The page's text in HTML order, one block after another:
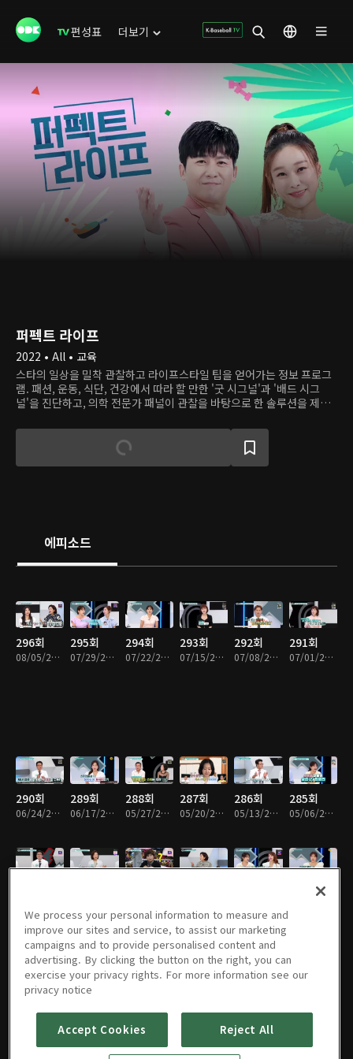
편성표 더보기
퍼펙트 라이프
2022 • All • 교육
스타의 일상을 밀착 관찰하고 라이프스타일 팁을 얻어가는 정보 프로그
램. 패션, 운동, 식단, 건강에서 따라 할 만한 '굿 시그널'과 '배드 시그
널'을 진단하고, 의학 전문가 패널이 관찰을 바탕으로 한 솔루션을 제시
에피소드
296회
08/05/2026 • 45분
295회
07/29/2026 • 45분
294회
07/22/2026 • 45분
293회
07/15/2026 • 45분
292회
07/08/2026 • 45분
291회
07/01/2026 • 45분
290회
06/24/2026 • 45분
289회
06/17/2026 • 45분
288회
05/27/2026 • 45분
287회
05/20/2026 • 45분
286회
05/13/2026 • 45분
285회
05/06/2026 • 45분
279회
278회
03/18/2026 • 45분
277회 276회 275회 274회 273회
We process your personal information to measure and
improve our sites and service, to assist our marketing
campaigns and to provide personalised content and
advertising. By clicking the button on the right, you can
exercise your privacy rights. For more information see our
privacy notice
Accept Cookies Reject All